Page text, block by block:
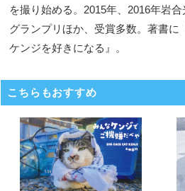
を撮り始める。2015年、2016年岩
グランプリほか、受賞多数。著書に
ケンジを好きになる』。
こちらもおすすめ